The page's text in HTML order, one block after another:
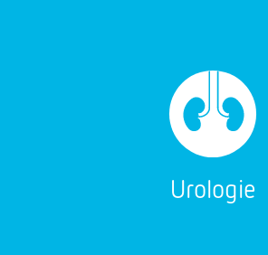
Urologie